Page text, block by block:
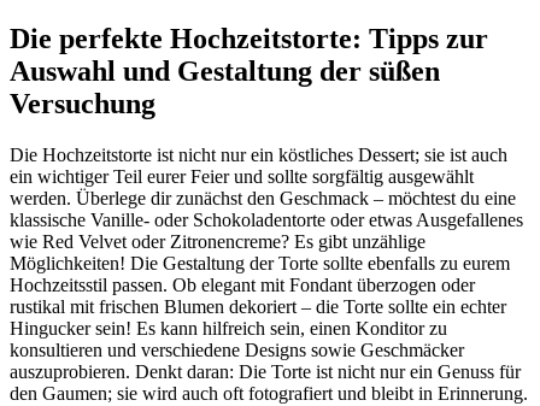
Die perfekte Hochzeitstorte: Tipps zur
Auswahl und Gestaltung der süßen
Versuchung
Die Hochzeitstorte ist nicht nur ein köstliches Dessert; sie ist auch
ein wichtiger Teil eurer Feier und sollte sorgfältig ausgewählt
werden. Überlege dir zunächst den Geschmack – möchtest du eine
klassische Vanille- oder Schokoladentorte oder etwas Ausgefallenes
wie Red Velvet oder Zitronencreme? Es gibt unzählige
Möglichkeiten! Die Gestaltung der Torte sollte ebenfalls zu eurem
Hochzeitsstil passen. Ob elegant mit Fondant überzogen oder
rustikal mit frischen Blumen dekoriert – die Torte sollte ein echter
Hingucker sein! Es kann hilfreich sein, einen Konditor zu
konsultieren und verschiedene Designs sowie Geschmäcker
auszuprobieren. Denkt daran: Die Torte ist nicht nur ein Genuss für
den Gaumen; sie wird auch oft fotografiert und bleibt in Erinnerung.